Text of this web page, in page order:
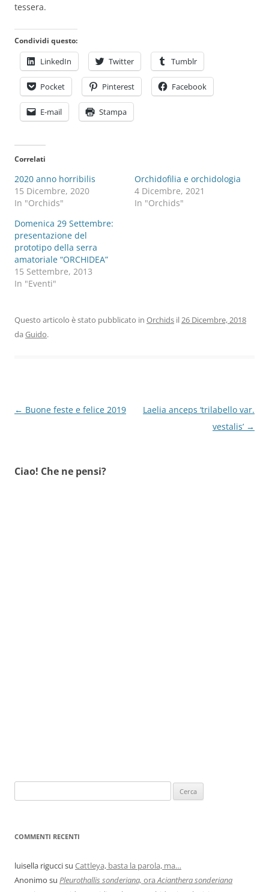
tessera.
Condividi questo:
LinkedIn Twitter Tumblr
Pocket Pinterest Facebook
E-mail Stampa
Correlati
2020 anno horribilis
15 Dicembre, 2020
In "Orchids"
Orchidofilia e orchidologia
4 Dicembre, 2021
In "Orchids"
Domenica 29 Settembre:
presentazione del
prototipo della serra
amatoriale “ORCHIDEA”
15 Settembre, 2013
In "Eventi"
Questo articolo è stato pubblicato in Orchids il 26 Dicembre, 2018
da Guido.
Navigazione
← Buone feste e felice 2019
Laelia anceps ‘trilabello var.
vestalis’ →
Ciao! Che ne pensi?
COMMENTI RECENTI
luisella riguccisu Cattleya, basta la parola, ma…
Anonimo su Pleurothallis sonderiana, ora Acianthera sonderiana